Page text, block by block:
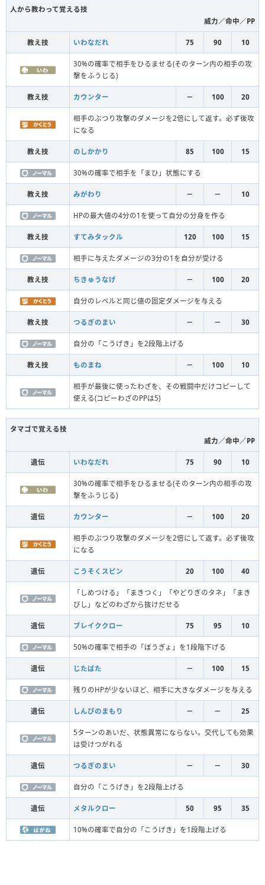
人から教わって覚える技
威力／命中／PP
教え技 いわなだれ 75 90 10
30%の確率で相手をひるませる(そのターン内の相手の攻
撃をふうじる)
教え技 カウンター － 100 20
相手のぶつり攻撃のダメージを2倍にして返す。必ず後攻
になる
教え技 のしかかり 85 100 15
30%の確率で相手を「まひ」状態にする
教え技 みがわり － － 10
HPの最大値の4分の1を使って自分の分身を作る
教え技 すてみタックル 120 100 15
相手に与えたダメージの3分の1を自分が受ける
教え技 ちきゅうなげ － 100 20
自分のレベルと同じ値の固定ダメージを与える
教え技 つるぎのまい － － 30
自分の「こうげき」を2段階上げる
教え技 ものまね － 100 10
相手が最後に使ったわざを、その戦闘中だけコピーして
使える(コピーわざのPPは5)
タマゴで覚える技
威力／命中／PP
遺伝 いわなだれ 75 90 10
30%の確率で相手をひるませる(そのターン内の相手の攻
撃をふうじる)
遺伝 カウンター － 100 20
相手のぶつり攻撃のダメージを2倍にして返す。必ず後攻
になる
遺伝 こうそくスピン 20 100 40
「しめつける」「まきつく」「やどりぎのタネ」「まき
びし」などのわざから抜けだせる
遺伝 ブレイククロー 75 95 10
50%の確率で相手の「ぼうぎょ」を1段階下げる
遺伝 じたばた － 100 15
残りのHPが少ないほど、相手に大きなダメージを与える
遺伝 しんぴのまもり － － 25
5ターンのあいだ、状態異常にならない。交代しても効果
は受けつがれる
遺伝 つるぎのまい － － 30
自分の「こうげき」を2段階上げる
遺伝 メタルクロー 50 95 35
10%の確率で自分の「こうげき」を1段階上げる